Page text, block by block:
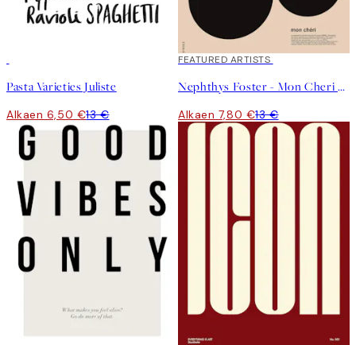
Pasta Varieties Juliste
Alkaen 6,50 €13 €
40%*
FEATURED ARTISTS
Nephthys Foster - Mon Cheri No2 Juliste
Alkaen 7,80 €13 €